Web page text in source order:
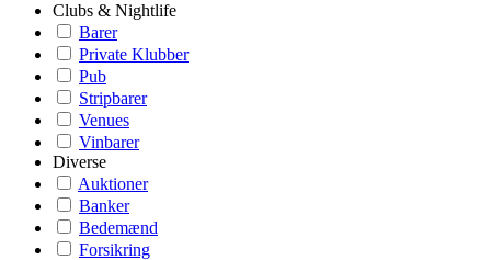
Clubs & Nightlife
Barer
Private Klubber
Pub
Stripbarer
Venues
Vinbarer
Diverse
Auktioner
Banker
Bedemænd
Forsikring